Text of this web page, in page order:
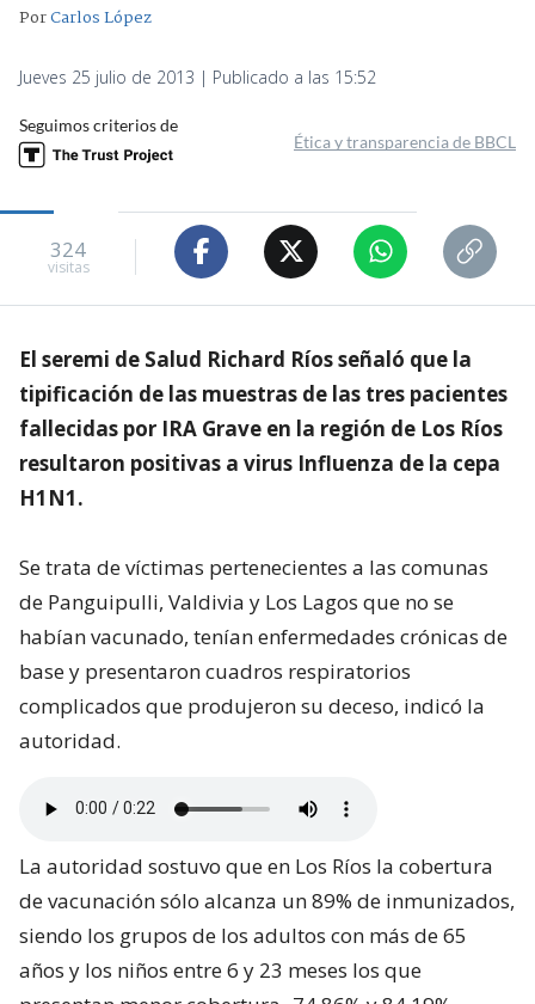
PorCarlos López
Jueves 25 julio de 2013 | Publicado a las 15:52
Seguimos criterios de
Ética y transparencia de BBCL
324
visitas
El seremi de Salud Richard Ríos señaló que la
tipificación de las muestras de las tres pacientes
fallecidas por IRA Grave en la región de Los Ríos
resultaron positivas a virus Influenza de la cepa
H1N1.
Se trata de víctimas pertenecientes a las comunas
de Panguipulli, Valdivia y Los Lagos que no se
habían vacunado, tenían enfermedades crónicas de
base y presentaron cuadros respiratorios
complicados que produjeron su deceso, indicó la
autoridad.
La autoridad sostuvo que en Los Ríos la cobertura
de vacunación sólo alcanza un 89% de inmunizados,
siendo los grupos de los adultos con más de 65
años y los niños entre 6 y 23 meses los que